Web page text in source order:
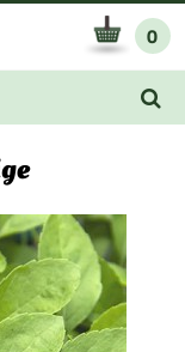
0